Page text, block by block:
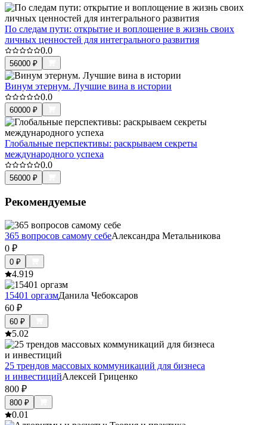
По следам пути: открытие и воплощение в жизнь своих
личных ценностей для интегрального развития
0.0
56000 ₽
Винум этернум. Лучшие вина в истории
0.0
60000 ₽
Глобальные перспективы: раскрываем секреты
международного успеха
0.0
56000 ₽
Рекомендуемые
365 вопросов самому себеАлександра Метальникова
0 ₽
0 ₽
4.919
15401 оргазмДанила Чебоксаров
60 ₽
60 ₽
5.02
25 трендов массовых коммуникаций для бизнеса
и инвестицийАлексей Гриценко
800 ₽
800 ₽
0.01